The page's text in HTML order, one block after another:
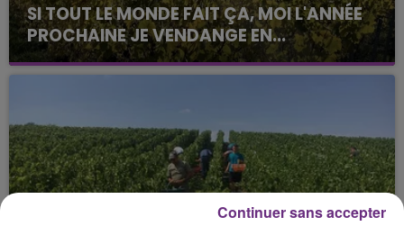
SI TOUT LE MONDE FAIT ÇA, MOI L'ANNÉE
PROCHAINE JE VENDANGE EN...
La vendange en Champagne a débuté ce jeudi 6
août dans la commune de Montgueux (Aube). Du
Continuer sans accepter